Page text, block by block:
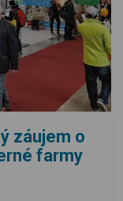
záujem o
farmy